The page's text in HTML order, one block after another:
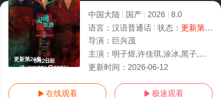
更新第24集
中国大陆 国产 2026
8.0
语言： 汉语普通话 状态： 更新第24集
导演： 巨兴茂
主演： 明子煜,许佳琪,涂冰,黑子,于毅,杨志刚,孙雪宁,戴向宇,陈冠英,边程,刘智扬,肖茵,王艺禅,李洛伊,韩潇珧,简宇熙,邹敦明,朱超艺,杨子睿,马凡丁,李羽桐
更新时间： 2026-06-12
 在线观看  极速观看